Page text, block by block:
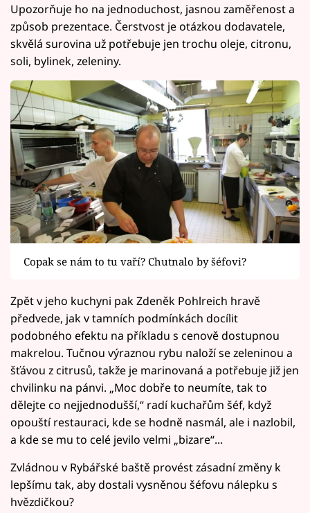
Upozorňuje ho na jednoduchost, jasnou zaměřenost a
způsob prezentace. Čerstvost je otázkou dodavatele,
skvělá surovina už potřebuje jen trochu oleje, citronu,
soli, bylinek, zeleniny.
Copak se nám to tu vaří? Chutnalo by šéfovi?
Zpět v jeho kuchyni pak Zdeněk Pohlreich hravě
předvede, jak v tamních podmínkách docílit
podobného efektu na příkladu s cenově dostupnou
makrelou. Tučnou výraznou rybu naloží se zeleninou a
šťávou z citrusů, takže je marinovaná a potřebuje již jen
chvilinku na pánvi. „Moc dobře to neumíte, tak to
dělejte co nejjednodušší,“ radí kuchařům šéf, když
opouští restauraci, kde se hodně nasmál, ale i nazlobil,
a kde se mu to celé jevilo velmi „bizare“...
Zvládnou v Rybářské baště provést zásadní změny k
lepšímu tak, aby dostali vysněnou šéfovu nálepku s
hvězdičkou?